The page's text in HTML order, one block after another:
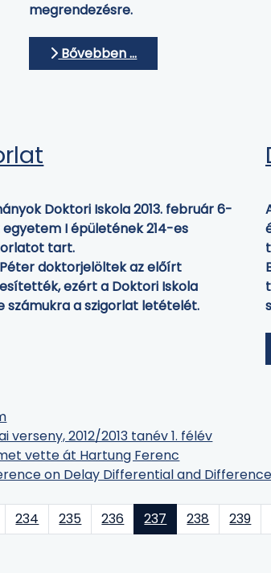
megrendezésre.
Bővebben …
Doktori Iskola 2013. február 6-
I épületének 214-es
tart.
doktorjelöltek az előírt
ezért a Doktori Iskola
számukra a szigorlat letételét.
verseny, 2012/2013 tanév 1. félév
vette át Hartung Ferenc
on Delay Differential and
234 235 236 237 238 239